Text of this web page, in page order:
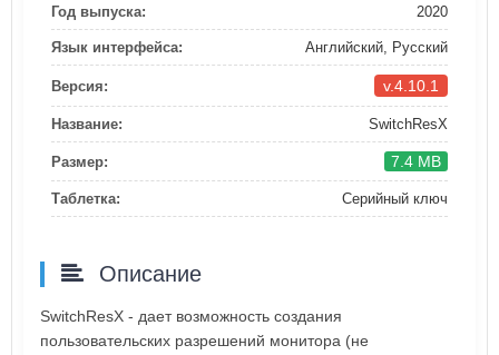
Год выпуска: 2020
Язык интерфейса: Английский, Русский
Версия: v.4.10.1
Название: SwitchResX
Размер: 7.4 MB
Таблетка: Серийный ключ
Описание
SwitchResX - дает возможность создания
пользовательских разрешений монитора (не